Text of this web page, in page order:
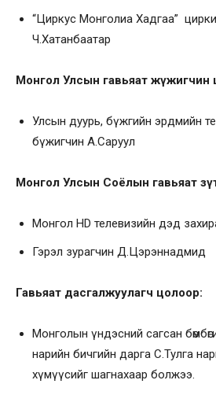
“Циркус Монголиа Хадгаа”
Ч.Хатанбаатар
Монгол Улсын гавьяат жүжигчин
Улсын дуурь, бүжгийн эрдмийн
бүжигчин А.Саруул
Монгол Улсын Соёлын гавьяат
Монгол HD телевизийн дэд
Гэрэл зурагчин Д.Цэрэннадмид
Гавьяат дасгалжуулагч цолоор:
Монголын үндэсний сагсан
нарийн бичгийн дарга С.Тулга
хүмүүсийг шагнахаар болжээ.